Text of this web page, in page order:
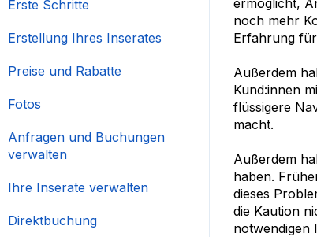
noch mehr
Erfahrung
Außerdem
Kund:innen
flüssigere
macht.
Außerdem
haben.
dieses
die Kaution
notwendigen
Erste Schritte
Erstellung Ihres Inserates
Preise und Rabatte
Fotos
Anfragen und Buchungen
verwalten
Ihre Inserate verwalten
Direktbuchung